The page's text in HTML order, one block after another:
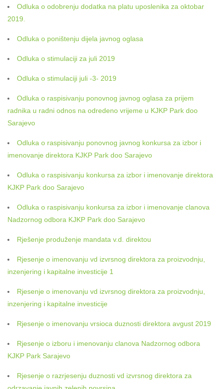
Odluka o odobrenju dodatka na platu uposlenika za oktobar
2019.
Odluka o poništenju dijela javnog oglasa
Odluka o stimulaciji za juli 2019
Odluka o stimulaciji juli -3- 2019
Odluka o raspisivanju ponovnog javnog oglasa za prijem
radnika u radni odnos na odredeno vrijeme u KJKP Park doo
Sarajevo
Odluka o raspisivanju ponovnog javnog konkursa za izbor i
imenovanje direktora KJKP Park doo Sarajevo
Odluka o raspisivanju konkursa za izbor i imenovanje direktora
KJKP Park doo Sarajevo
Odluka o raspisivanju konkursa za izbor i imenovanje clanova
Nadzornog odbora KJKP Park doo Sarajevo
Rješenje produženje mandata v.d. direktou
Rjesenje o imenovanju vd izvrsnog direktora za proizvodnju,
inzenjering i kapitalne investicije 1
Rjesenje o imenovanju vd izvrsnog direktora za proizvodnju,
inzenjering i kapitalne investicije
Rjesenje o imenovanju vrsioca duznosti direktora avgust 2019
Rjesenje o izboru i imenovanju clanova Nadzornog odbora
KJKP Park Sarajevo
Rjesenje o razrjesenju duznosti vd izvrsnog direktora za